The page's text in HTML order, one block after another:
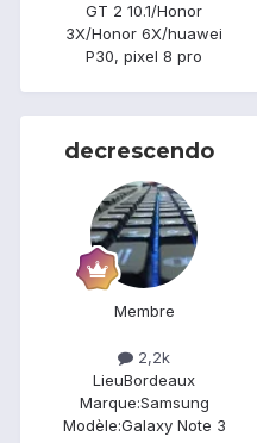
GT 2 10.1/Honor
3X/Honor 6X/huawei
P30, pixel 8 pro
decrescendo
Membre
2,2k
LieuBordeaux
Marque:Samsung
Modèle:Galaxy Note 3